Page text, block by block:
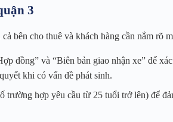
3
bên cho thuê và khách hàng cần nắm rõ
đồng” và “Biên bản giao nhận xe” để
khi có vấn đề phát sinh.
trường hợp yêu cầu từ 25 tuổi trở lên) để